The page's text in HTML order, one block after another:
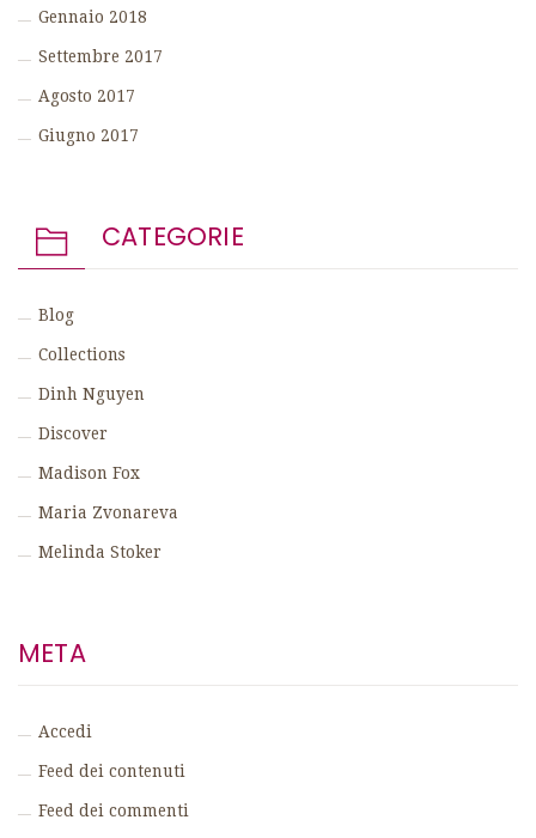
Gennaio 2018
Settembre 2017
Agosto 2017
Giugno 2017
CATEGORIE
Blog
Collections
Dinh Nguyen
Discover
Madison Fox
Maria Zvonareva
Melinda Stoker
META
Accedi
Feed dei contenuti
Feed dei commenti